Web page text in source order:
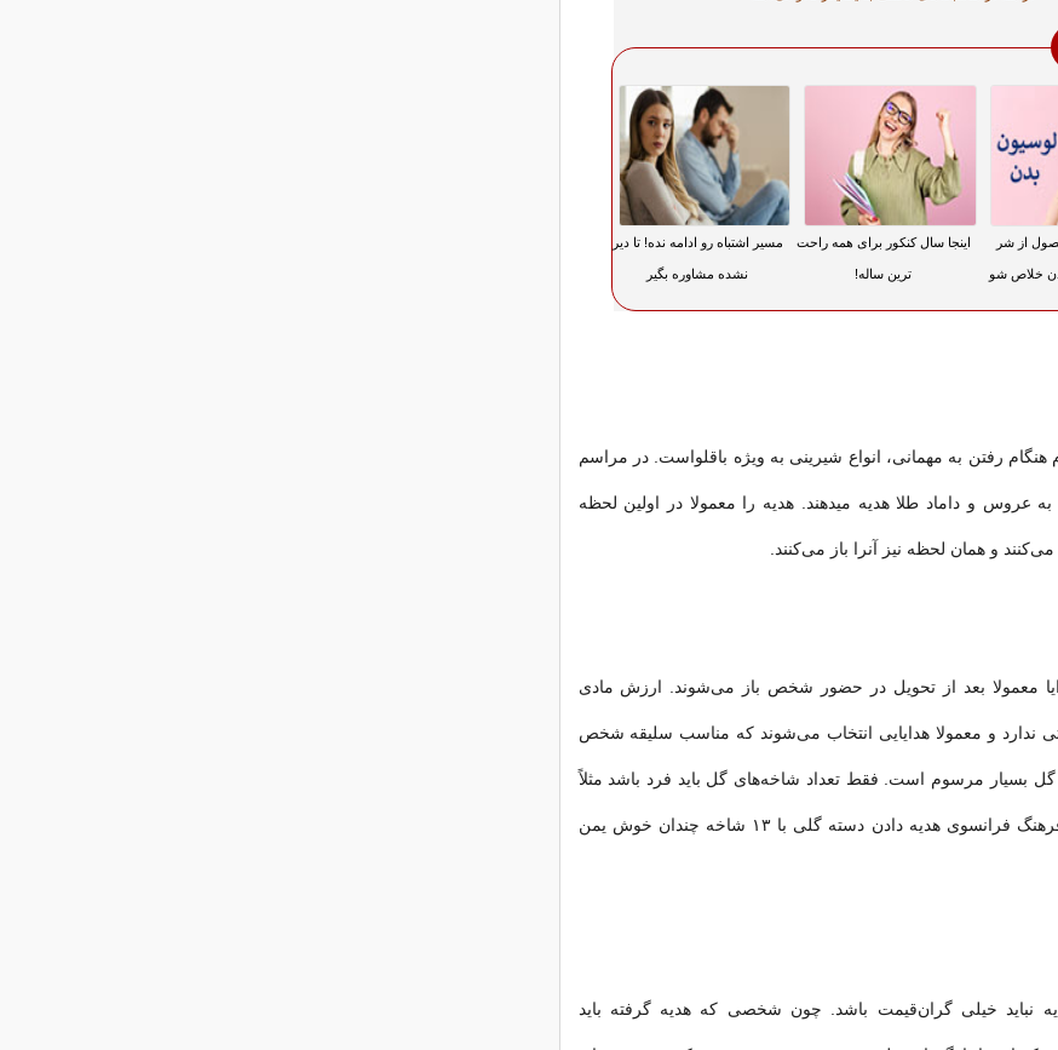
از شر
خلاص شو
اینجا سال کنکور برای همه راحت
ترین ساله!
مسیر اشتباه رو ادامه نده! تا دیر
نشده مشاوره بگیر
رفتن به مهمانی، انواع شیرینی به ویژه باقلواست. در مراسم
عروسی افراد فامیل به عروس و داماد طلا هدیه می‎دهند. هدیه را معمولا در اولین لحظه
می‌کنند و همان لحظه نیز آنرا باز می‌کنند.
معمولا بعد از تحویل در حضور شخص باز می‌شوند. ارزش مادی
ندارد و معمولا هدایایی انتخاب می‌شوند که مناسب سلیقه شخص
گل بسیار مرسوم است. فقط تعداد شاخه‌های گل باید فرد باشد مثلاً
یک، سه،… ولی در فرهنگ فرانسوی هدیه دادن دسته گلی با ۱۳ شاخه چندان خوش یمن
نباید خیلی گران‌قیمت باشد. چون شخصی که هدیه گرفته باید